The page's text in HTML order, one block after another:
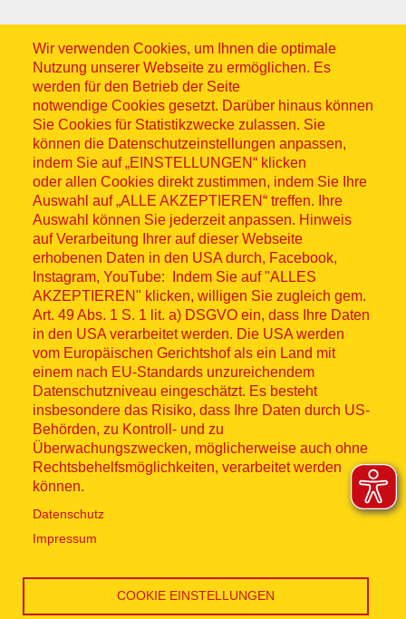
Wir verwenden Cookies, um Ihnen die optimale
Nutzung unserer Webseite zu ermöglichen. Es
werden für den Betrieb der Seite
notwendige Cookies gesetzt. Darüber hinaus können
Sie Cookies für Statistikzwecke zulassen. Sie
können die Datenschutzeinstellungen anpassen,
indem Sie auf „EINSTELLUNGEN“ klicken
oder allen Cookies direkt zustimmen, indem Sie Ihre
Auswahl auf „ALLE AKZEPTIEREN“ treffen. Ihre
Auswahl können Sie jederzeit anpassen. Hinweis
auf Verarbeitung Ihrer auf dieser Webseite
erhobenen Daten in den USA durch, Facebook,
Instagram, YouTube: Indem Sie auf "ALLES
AKZEPTIEREN" klicken, willigen Sie zugleich gem.
Art. 49 Abs. 1 S. 1 lit. a) DSGVO ein, dass Ihre Daten
in den USA verarbeitet werden. Die USA werden
vom Europäischen Gerichtshof als ein Land mit
einem nach EU-Standards unzureichendem
Datenschutzniveau eingeschätzt. Es besteht
insbesondere das Risiko, dass Ihre Daten durch US-
Behörden, zu Kontroll- und zu
Überwachungszwecken, möglicherweise auch ohne
Rechtsbehelfsmöglichkeiten, verarbeitet werden
können.
Datenschutz
Impressum
COOKIE EINSTELLUNGEN
Sitemap
© ASB 2026
Fußzeilenmenü
Impressum
Datenschutz
Kontakt
Hinweisgebersystem
Lieferkette
Widerruf
Social Media